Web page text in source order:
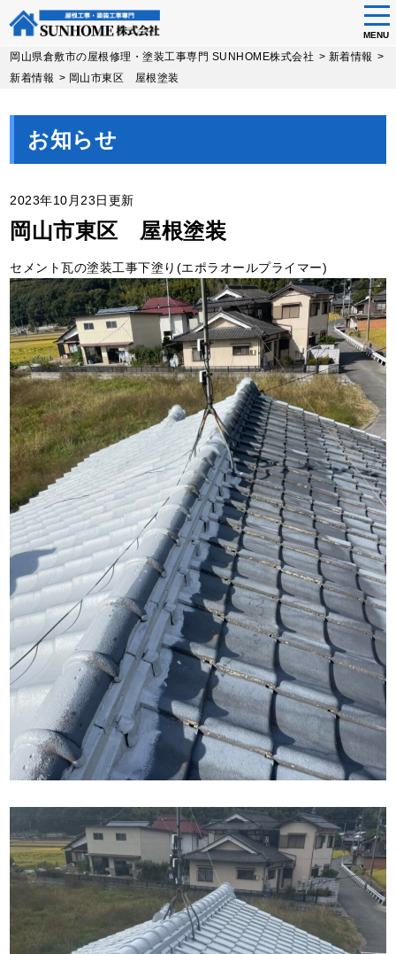
Skip
MENU
岡山県倉敷市の屋根修理・塗装工事専門 SUNHOME株式会社 > 新着情報 >
新着情報 > 岡山市東区 屋根塗装
お知らせ
2023年10月23日更新
岡山市東区 屋根塗装
セメント瓦の塗装工事下塗り(エポラオールプライマー)